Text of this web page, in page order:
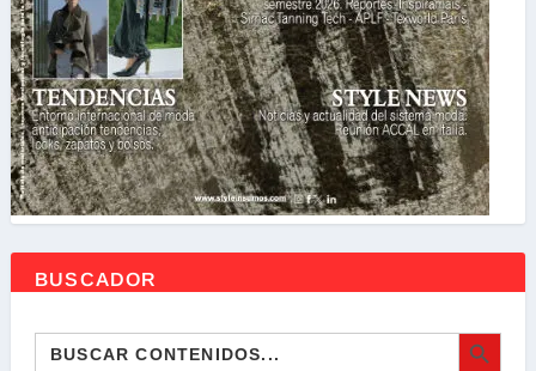
BUSCADOR
Buscar: BOTÓN DE